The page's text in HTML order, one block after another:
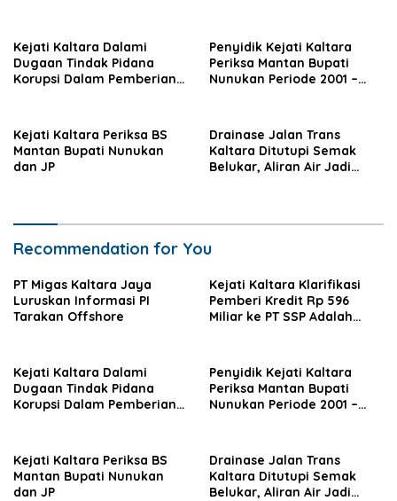
Kejati Kaltara Dalami
Dugaan Tindak Pidana
Korupsi Dalam Pemberian
Penyidik Kejati Kaltara
Periksa Mantan Bupati
Nunukan Periode 2001 –
Kejati Kaltara Periksa BS
Mantan Bupati Nunukan
dan JP
Drainase Jalan Trans
Kaltara Ditutupi Semak
Belukar, Aliran Air Jadi
Recommendation for You
PT Migas Kaltara Jaya
Luruskan Informasi PI
Tarakan Offshore
‎Kejati Kaltara Klarifikasi
Pemberi Kredit Rp 596
Miliar ke PT SSP Adalah
Kejati Kaltara Dalami
Dugaan Tindak Pidana
Korupsi Dalam Pemberian
Penyidik Kejati Kaltara
Periksa Mantan Bupati
Nunukan Periode 2001 –
Kejati Kaltara Periksa BS
Mantan Bupati Nunukan
dan JP
Drainase Jalan Trans
Kaltara Ditutupi Semak
Belukar, Aliran Air Jadi